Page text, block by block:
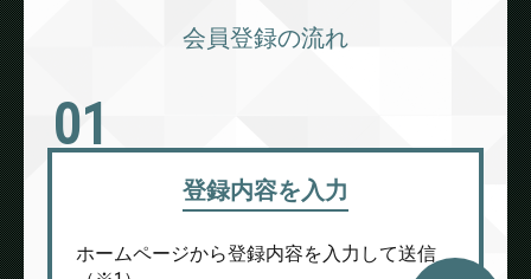
会員登録の流れ
01
登録内容を入力
ホームページから登録内容を入力して送信